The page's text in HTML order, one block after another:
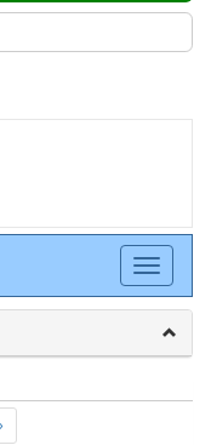
меню